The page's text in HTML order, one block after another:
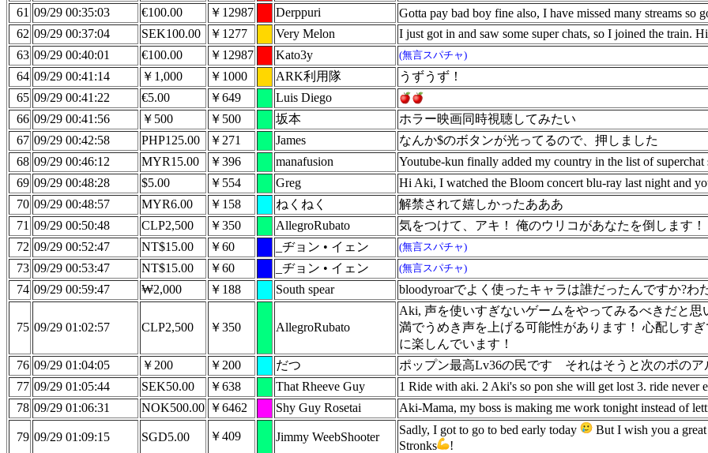
61 09/29 00:35:03 €100.00 ￥12987 Derppuri
Gotta pay bad boy fine also, I have missed many streams so
62 09/29 00:37:04 SEK100.00 ￥1277 Very Melon
I just got in and saw some super chats, so I joined the train.
63 09/29 00:40:01 €100.00 ￥12987 Kato3y (無言スパチャ)
64 09/29 00:41:14 ￥1,000 ￥1000 ARK利用隊
うずうず！
65 09/29 00:41:22 €5.00 ￥649
Luis Diego
66 09/29 00:41:56 ￥500 ￥500 坂本
ホラー映画同時視聴してみたい
67 09/29 00:42:58 PHP125.00 ￥271 James
なんか$のボタンが光ってるので、押しました
68 09/29 00:46:12 MYR15.00 ￥396 manafusion
Youtube-kun finally added my country in the list of
69 09/29 00:48:28 $5.00 ￥554 Greg
Hi Aki, I watched the Bloom concert blu-ray last night and
70 09/29 00:48:57 MYR6.00 ￥158 ねくねく
解禁されて嬉しかったあああ
71 09/29 00:50:48 CLP2,500 ￥350 AllegroRubato
気をつけて、アキ！ 俺のウリコがあなたを倒します！
72 09/29 00:52:47 NT$15.00 ￥60 _ヂョン • イェン (無言スパチャ)
73 09/29 00:53:47 NT$15.00 ￥60 _ヂョン • イェン (無言スパチャ)
74 09/29 00:59:47 ₩2,000 ￥188 South spear bloodyroarでよく使ったキャラは誰だったんですか?わ
75 09/29 01:02:57 CLP2,500 ￥350 AllegroRubato
Aki, 声を使いすぎないゲームをやってみるべきだと
満でうめき声を上げる可能性があります！ 心配しす
に楽しんでいます！
76 09/29 01:04:05 ￥200 ￥200 だつ
ポップン最高Lv36の民です それはそうと次のポのア
77 09/29 01:05:44 SEK50.00 ￥638 That Rheeve Guy
1 Ride with aki. 2 Aki's so pon she will get lost 3. ride never
78 09/29 01:06:31 NOK500.00 ￥6462 Shy Guy Rosetai Aki-Mama, my boss is making me work tonight instead of
79 09/29 01:09:15 SGD5.00 ￥409 Jimmy WeebShooter
Sadly, I got to go to bed early today But I wish you a
Stronks
!